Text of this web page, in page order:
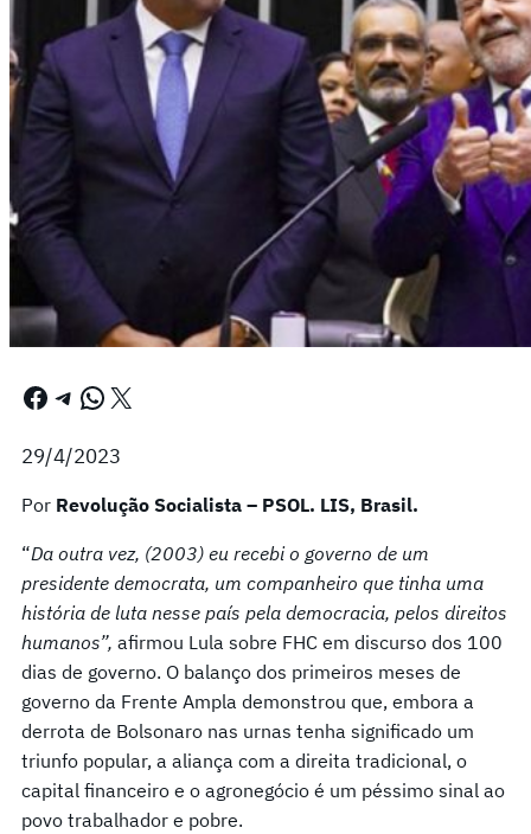
Facebook Telegram WhatsApp X
29/4/2023
Por Revolução Socialista – PSOL. LIS, Brasil.
“Da outra vez, (2003) eu recebi o governo de um
presidente democrata, um companheiro que tinha uma
história de luta nesse país pela democracia, pelos direitos
humanos”, afirmou Lula sobre FHC em discurso dos 100
dias de governo. O balanço dos primeiros meses de
governo da Frente Ampla demonstrou que, embora a
derrota de Bolsonaro nas urnas tenha significado um
triunfo popular, a aliança com a direita tradicional, o
capital financeiro e o agronegócio é um péssimo sinal ao
povo trabalhador e pobre.